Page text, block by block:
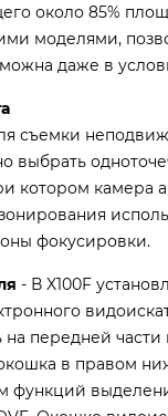
около 85%
моделями,
даже в
съемки
выбрать
камера
фокусировки.
- В X100F
передней
в правом
функций